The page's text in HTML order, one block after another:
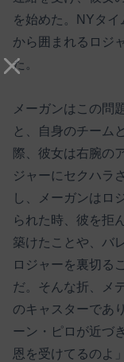
を始めた。NYタ
から囲まれるロジ
た。
メーガンはこの問
と、自身のチーム
際、彼女は右腕の
ジャーにセクハラ
し、メーガンはロ
られた時、彼を拒
築けたことや、バ
ロジャーを裏切る
だ。そんな折、メ
のキャスターであ
ーン・ピロが近づ
恩を受けてるのよ